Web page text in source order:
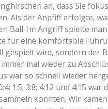
an, dass Sie
Als der Anpfiff erfolgte,
Ball. Im Angriff spielte man
für eine komfortable
gespielt wird, sondern der
mal wieder zu
war so schnell wieder
1:5; 3:8; 4:12 und 4:15 war
konnten. Wir